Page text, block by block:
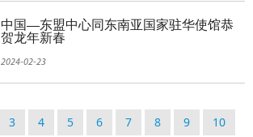
中国—东盟中心同东南亚国家驻华使馆恭
贺龙年新春
2024-02-23
3 4 5 6 7 8 9 10